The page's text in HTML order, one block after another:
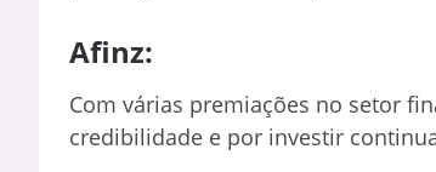
Afinz:
Com várias premiações no setor
credibilidade e por investir